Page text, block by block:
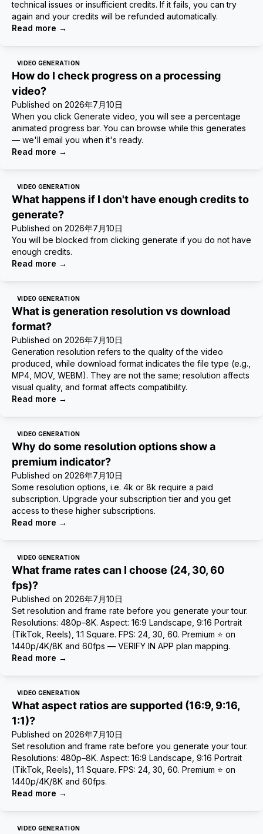
technical issues or insufficient credits. If it fails, you can try
again and your credits will be refunded automatically.
Read more →
VIDEO GENERATION
How do I check progress on a processing
video?
Published on 2026年7月10日
When you click Generate video, you will see a percentage
animated progress bar. You can browse while this generates
— we'll email you when it's ready.
Read more →
VIDEO GENERATION
What happens if I don't have enough credits to
generate?
Published on 2026年7月10日
You will be blocked from clicking generate if you do not have
enough credits.
Read more →
VIDEO GENERATION
What is generation resolution vs download
format?
Published on 2026年7月10日
Generation resolution refers to the quality of the video
produced, while download format indicates the file type (e.g.,
MP4, MOV, WEBM). They are not the same; resolution affects
visual quality, and format affects compatibility.
Read more →
VIDEO GENERATION
Why do some resolution options show a
premium indicator?
Published on 2026年7月10日
Some resolution options, i.e. 4k or 8k require a paid
subscription. Upgrade your subscription tier and you get
access to these higher subscriptions.
Read more →
VIDEO GENERATION
What frame rates can I choose (24, 30, 60
fps)?
Published on 2026年7月10日
Set resolution and frame rate before you generate your tour.
Resolutions: 480p–8K. Aspect: 16:9 Landscape, 9:16 Portrait
(TikTok, Reels), 1:1 Square. FPS: 24, 30, 60. Premium ⭐ on
1440p/4K/8K and 60fps — VERIFY IN APP plan mapping.
Read more →
VIDEO GENERATION
What aspect ratios are supported (16:9, 9:16,
1:1)?
Published on 2026年7月10日
Set resolution and frame rate before you generate your tour.
Resolutions: 480p–8K. Aspect: 16:9 Landscape, 9:16 Portrait
(TikTok, Reels), 1:1 Square. FPS: 24, 30, 60. Premium ⭐ on
1440p/4K/8K and 60fps.
Read more →
VIDEO GENERATION